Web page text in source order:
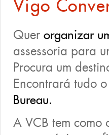
Vigo
Quer organizar
assessoria para
Procura um
Encontrará tudo
Bureau.
A VCB tem